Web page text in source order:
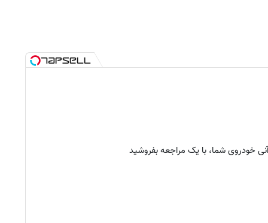
خودروی شما، با یک مراجعه بفروشید